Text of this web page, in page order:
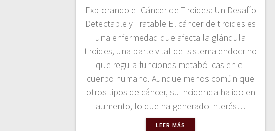
Explorando el Cáncer de Tiroides: Un Desafío
Detectable y Tratable El cáncer de tiroides es
una enfermedad que afecta la glándula
tiroides, una parte vital del sistema endocrino
que regula funciones metabólicas en el
cuerpo humano. Aunque menos común que
otros tipos de cáncer, su incidencia ha ido en
aumento, lo que ha generado interés…
LEER MÁS